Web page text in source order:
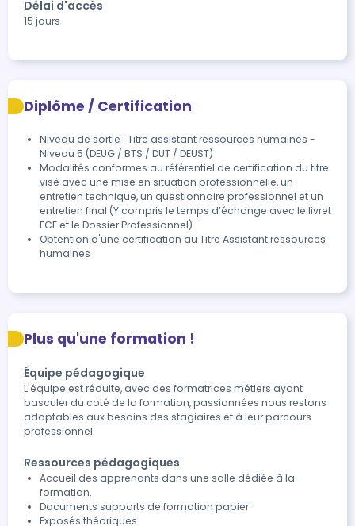
Délai d'accès
15 jours
Diplôme / Certification
Niveau de sortie : Titre assistant ressources humaines -
Niveau 5 (DEUG / BTS / DUT / DEUST)
Modalités conformes au référentiel de certification du titre
visé avec une mise en situation professionnelle, un
entretien technique, un questionnaire professionnel et un
entretien final (Y compris le temps d’échange avec le livret
ECF et le Dossier Professionnel).
Obtention d'une certification au Titre Assistant ressources
humaines
Plus qu'une formation !
Équipe pédagogique
L'équipe est réduite, avec des formatrices métiers ayant
basculer du coté de la formation, passionnées nous restons
adaptables aux besoins des stagiaires et à leur parcours
professionnel.
Ressources pédagogiques
Accueil des apprenants dans une salle dédiée à la
formation.
Documents supports de formation papier
Exposés théoriques